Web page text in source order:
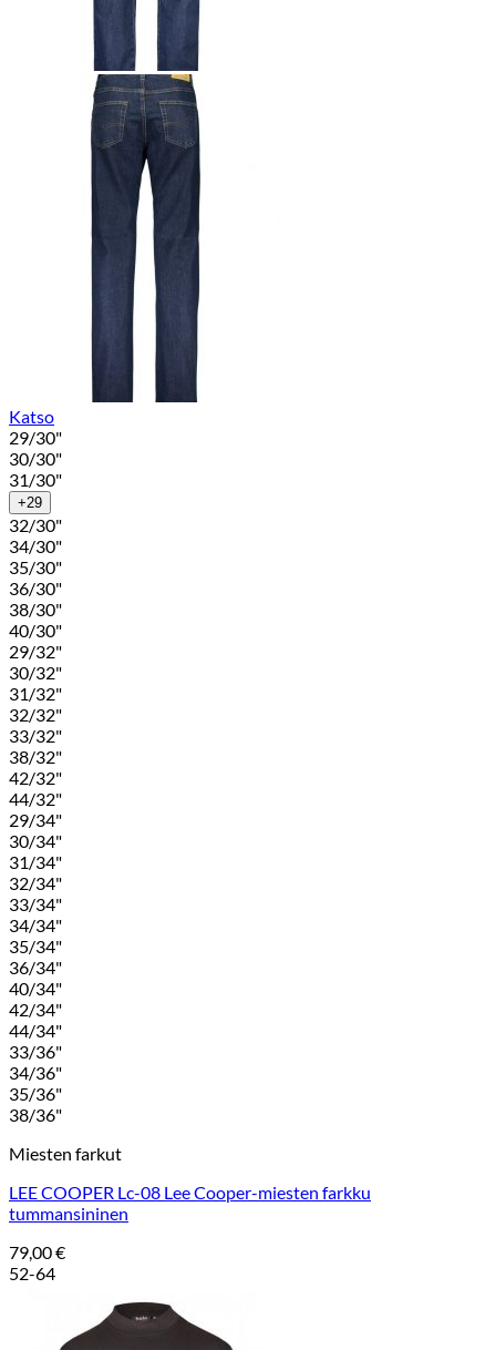
Katso
29/30"
30/30"
31/30"
+29
32/30"
34/30"
35/30"
36/30"
38/30"
40/30"
29/32"
30/32"
31/32"
32/32"
33/32"
38/32"
42/32"
44/32"
29/34"
30/34"
31/34"
32/34"
33/34"
34/34"
35/34"
36/34"
40/34"
42/34"
44/34"
33/36"
34/36"
35/36"
38/36"
Miesten farkut
LEE COOPER Lc-08 Lee Cooper-miesten farkku
tummansininen
79,00€
52-64